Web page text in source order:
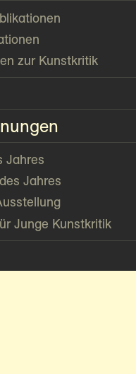
zur Kunstkritik
Jahres
Jahres
Junge Kunstkritik